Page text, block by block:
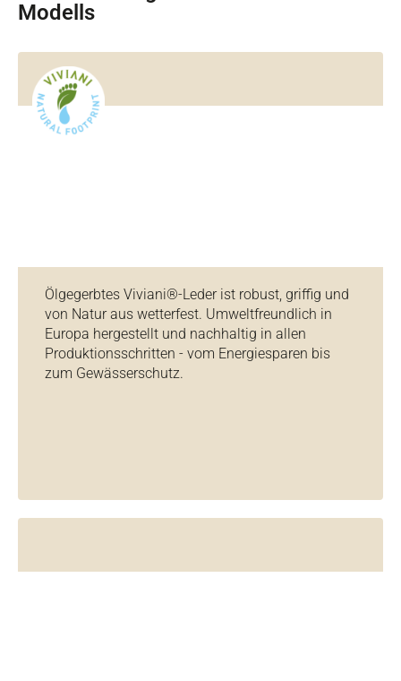
Modells
Ölgegerbtes Viviani®-Leder ist robust, griffig und
von Natur aus wetterfest. Umweltfreundlich in
Europa hergestellt und nachhaltig in allen
Produktionsschritten - vom Energiesparen bis
zum Gewässerschutz.